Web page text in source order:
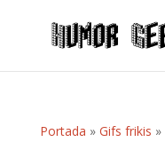
Portada » Gifs frikis »